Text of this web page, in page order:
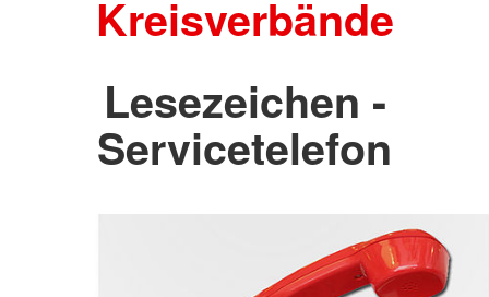
Kreisverbände
Lesezeichen -
Servicetelefon